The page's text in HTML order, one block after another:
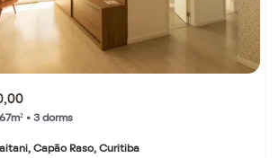
• 3 dorms
Capão Raso, Curitiba